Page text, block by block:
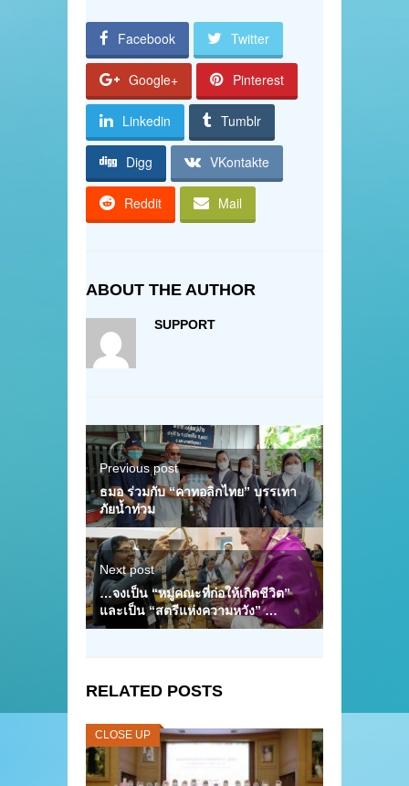
Facebook Twitter
Google+ Pinterest
Linkedin Tumblr
Digg VKontakte
Reddit Mail
ABOUT THE AUTHOR
SUPPORT
Previous post
ธมอ ร่วมกับ “คาทอลิกไทย” บรรเทา
ภัยน้ำท่วม
Next post
…จงเป็น “หมู่คณะที่ก่อให้เกิดชีวิต”
และเป็น “สตรีแห่งความหวัง” …
RELATED POSTS
CLOSE UP